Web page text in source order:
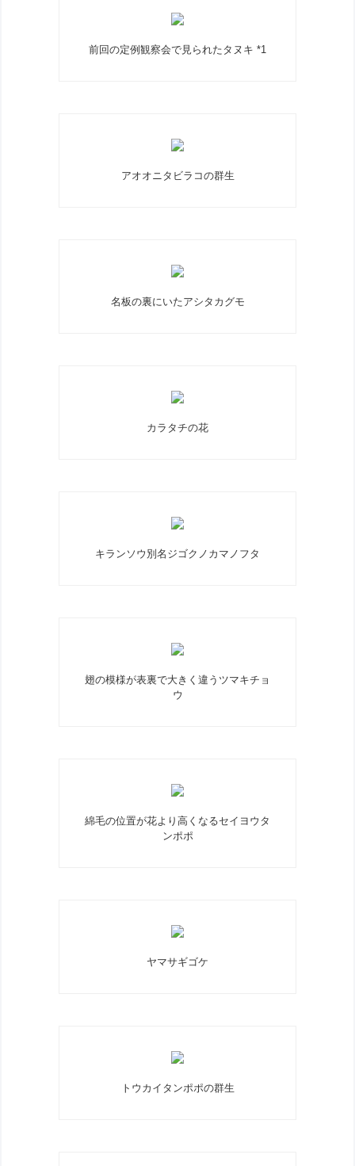
前回の定例観察会で見られたタヌキ *1
アオオニタビラコの群生
名板の裏にいたアシタカグモ
カラタチの花
キランソウ別名ジゴクノカマノフタ
翅の模様が表裏で大きく違うツマキチョ
ウ
綿毛の位置が花より高くなるセイヨウタ
ンポポ
ヤマサギゴケ
トウカイタンポポの群生